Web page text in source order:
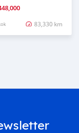
83,330 km